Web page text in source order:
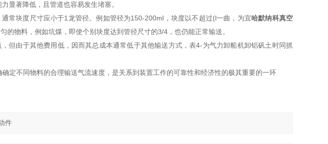
显著降低，且管道也容易发生堵塞。
常块度尺寸应小于1龙管径。例如管径为150-200ml，块度以不超过(l一曲，为宜哈默纳科真空
的物料，例如坑煤，即使个别块度达到管径尺寸的3/4，也仍能正常输送。
，但由于其他费用低，因而其总成本通常低于其他输送方式，表4-为气力卸船机卸铝矾土时同抓
定不同物料的合理输送气流速度，是关系到装置工作的可靠性和经济性的极其重要的一环